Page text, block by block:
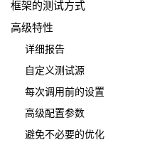
框架的测试方式
高级特性
详细报告
自定义测试源
每次调用前的设置
高级配置参数
避免不必要的优化